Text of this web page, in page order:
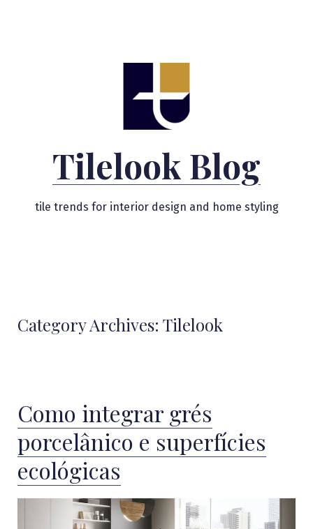
Tilelook Blog
tile trends for interior design and home styling
Category Archives: Tilelook
Como integrar grés
porcelânico e superfícies
ecológicas